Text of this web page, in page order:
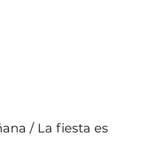
/ La fiesta es